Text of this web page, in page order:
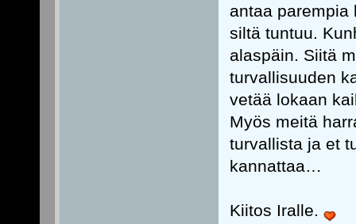
antaa parempia
siltä tuntuu.
alaspäin. Siitä
turvallisuuden
vetää lokaan
Myös meitä
turvallista ja et
kannattaa…
Kiitos Iralle.